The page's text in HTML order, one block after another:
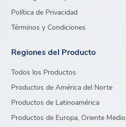
Política de Privacidad
Términos y Condiciones
Regiones del Producto
Todos los Productos
Productos de América del Norte
Productos de Latinoamérica
Productos de Europa, Oriente